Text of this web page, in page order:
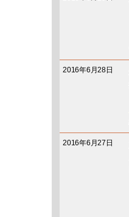
2016年6月28日
2016年6月27日